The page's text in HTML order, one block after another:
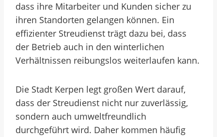
dass ihre Mitarbeiter und Kunden sicher zu
ihren Standorten gelangen können. Ein
effizienter Streudienst trägt dazu bei, dass
der Betrieb auch in den winterlichen
Verhältnissen reibungslos weiterlaufen kann.
Die Stadt Kerpen legt großen Wert darauf,
dass der Streudienst nicht nur zuverlässig,
sondern auch umweltfreundlich
durchgeführt wird. Daher kommen häufig